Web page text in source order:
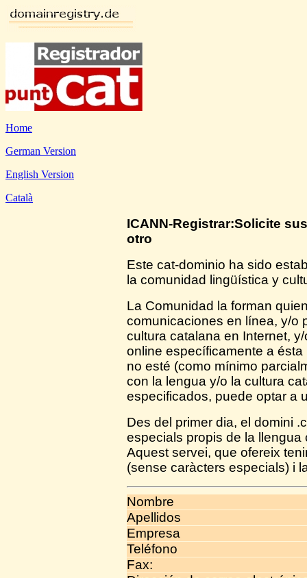
Home
German Version
English Version
Català
ICANN-Registrar:Solicite
otro
Este cat-dominio ha sido
la comunidad lingüística y
La Comunidad la forman
comunicaciones en línea, y/o
cultura catalana en Internet,
online específicamente a
no esté (como mínimo
con la lengua y/o la cultura
especificados, puede optar a
Des del primer dia, el domini
especials propis de la llengua
Aquest servei, que ofereix
(sense caràcters especials) i
Nombre
Apellidos
Empresa
Teléfono
Fax: